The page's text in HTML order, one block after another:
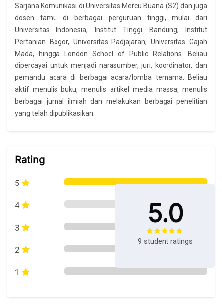
Sarjana Komunikasi di Universitas Mercu Buana (S2) dan juga
dosen tamu di berbagai perguruan tinggi, mulai dari
Universitas Indonesia, Institut Tinggi Bandung, Institut
Pertanian Bogor, Universitas Padjajaran, Universitas Gajah
Mada, hingga London School of Public Relations. Beliau
dipercayai untuk menjadi narasumber, juri, koordinator, dan
pemandu acara di berbagai acara/lomba ternama. Beliau
aktif menulis buku, menulis artikel media massa, menulis
berbagai jurnal ilmiah dan melakukan berbagai penelitian
yang telah dipublikasikan.
Rating
5
4
3
2
1
5.0
9 student ratings